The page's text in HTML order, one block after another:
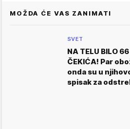
MOŽDA ĆE VAS ZANIMATI
SVET
NA TELU BILO
ČEKIĆA! Par
onda su u
spisak za